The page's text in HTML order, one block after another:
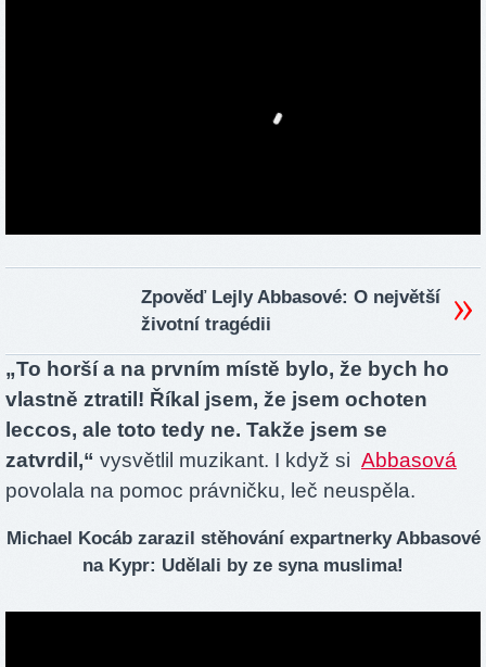
Zpověď Lejly Abbasové: O největší
životní tragédii
„To horší a na prvním místě bylo, že bych ho
vlastně ztratil! Říkal jsem, že jsem ochoten
leccos, ale toto tedy ne. Takže jsem se
zatvrdil,“ vysvětlil muzikant. I když si Abbasová
povolala na pomoc právničku, leč neuspěla.
Michael Kocáb zarazil stěhování expartnerky Abbasové
na Kypr: Udělali by ze syna muslima!